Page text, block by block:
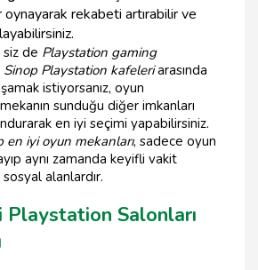
rekabeti artırabilir ve
siz de Playstation gaming
Sinop Playstation kafeleriarasında
istiyorsanız, oyun
sunduğu diğer imkanları
en iyi seçimi yapabilirsiniz.
en iyi oyun mekanları, sadece oyun
aynı zamanda keyifli vakit
alanlardır.
Playstation Salonları